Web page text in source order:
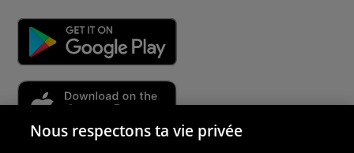
Nous respectons ta vie privée